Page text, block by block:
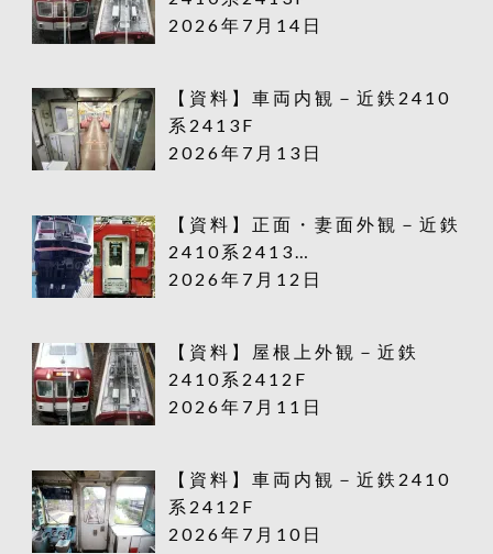
2026年7月14日
【資料】車両内観－近鉄2410
系2413F
2026年7月13日
【資料】正面・妻面外観－近鉄
2410系2413…
2026年7月12日
【資料】屋根上外観－近鉄
2410系2412F
2026年7月11日
【資料】車両内観－近鉄2410
系2412F
2026年7月10日